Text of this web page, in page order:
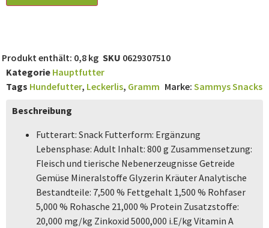
Produkt enthält: 0,8 kg SKU 0629307510
Kategorie Hauptfutter
Tags Hundefutter, Leckerlis, Gramm Marke: Sammys Snacks
Beschreibung
Futterart: Snack Futterform: Ergänzung
Lebensphase: Adult Inhalt: 800 g Zusammensetzung:
Fleisch und tierische Nebenerzeugnisse Getreide
Gemüse Mineralstoffe Glyzerin Kräuter Analytische
Bestandteile: 7,500 % Fettgehalt 1,500 % Rohfaser
5,000 % Rohasche 21,000 % Protein Zusatzstoffe:
20,000 mg/kg Zinkoxid 5000,000 i.E/kg Vitamin A